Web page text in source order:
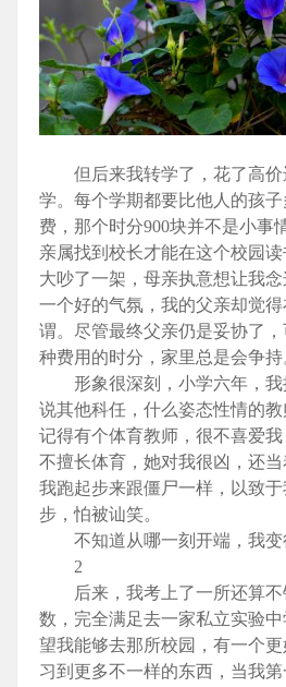
但后来我转学了，花了高价
学。每个学期都要比他人的孩
费，那个时分900块并不是小事
亲属找到校长才能在这个校园
大吵了一架，母亲执意想让我
一个好的气氛，我的父亲却觉
谓。尽管最终父亲仍是妥协了
种费用的时分，家里总是会争持
形象很深刻，小学六年，我
说其他科任，什么姿态性情的
记得有个体育教师，很不喜爱
不擅长体育，她对我很凶，还
我跑起步来跟僵尸一样，以致
步，怕被讪笑。
不知道从哪一刻开端，我变
2
后来，我考上了一所还算不
数，完全满足去一家私立实验
望我能够去那所校园，有一个
习到更多不一样的东西，当我